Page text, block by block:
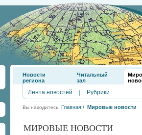
Новости
региона
Читальный
зал
Лента новостей Рубрики
Вы находитесь: Главная \ Мировые новости
МИРОВЫЕ НОВОСТИ